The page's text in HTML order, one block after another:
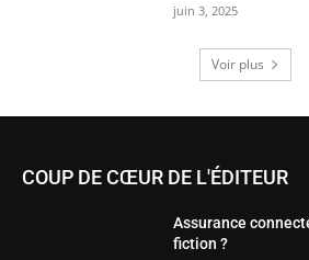
juin 3, 2025
Voir plus
COUP DE CŒUR DE L'ÉDITEUR
Assurance
fiction ?